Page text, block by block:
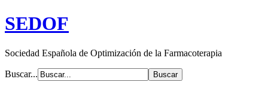
SEDOF
Sociedad Española de Optimización de la Farmacoterapia
Buscar...